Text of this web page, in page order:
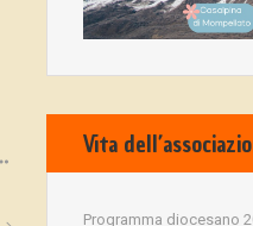
Vita
Programma diocesano